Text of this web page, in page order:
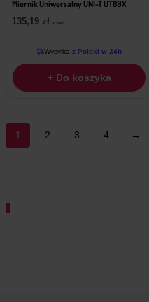
Miernik Uniwersalny UNI-T UT89X
135,19 zł z VAT
Wysyłka z Polski w 24h
+ Do koszyka
1 2 3 4 →